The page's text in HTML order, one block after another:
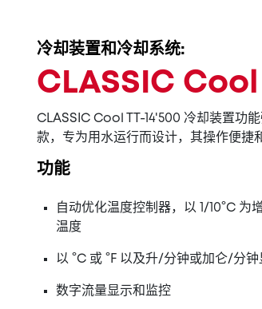
冷却装置和冷却系统:
CLASSIC Cool
CLASSIC Cool TT-14'500 冷却装置功
款，专为用水运行而设计，其操作便捷
功能
自动优化温度控制器，以 1/10°C 为
温度
以 °C 或 °F 以及升/分钟或加仑/分钟
数字流量显示和监控